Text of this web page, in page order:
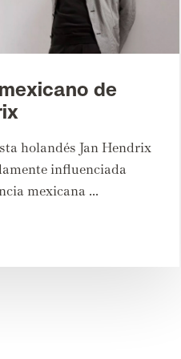
de
holandés Jan Hendrix
influenciada
mexicana ...